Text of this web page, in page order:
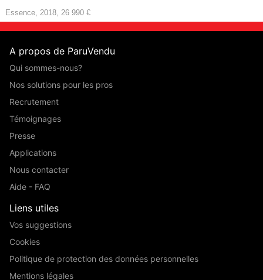
Essence, 2018, 26 990 €
A propos de ParuVendu
Qui sommes-nous?
Nos solutions pour les pros
Recrutement
Témoignages
Presse
Applications
Nous contacter
Aide - FAQ
Liens utiles
Vos suggestions
Cookies
Politique de protection des données personnelles
Mentions légales